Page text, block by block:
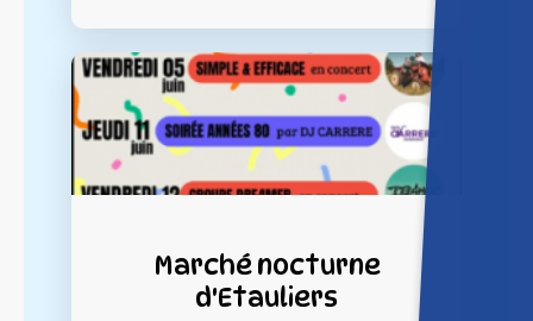
Marché nocturne
d'Etauliers